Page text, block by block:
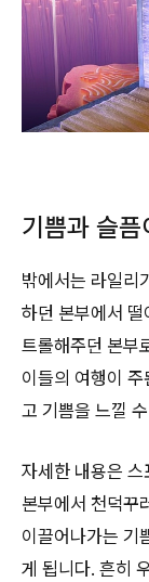
기쁨과 슬픔
밖에서는 라일리
하던 본부에서
트롤해주던 본부
이들의 여행이
고 기쁨을 느낄
자세한 내용은 스
본부에서 천덕꾸
이끌어나가는 기
게 됩니다. 흔히